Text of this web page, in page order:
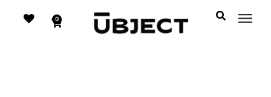
לתוכן
0
עגלת
קניות